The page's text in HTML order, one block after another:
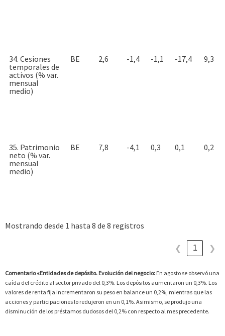
34. Cesiones
temporales de
activos (% var.
mensual
medio)
BE 2,6 -1,4 -1,1 -17,4 9,3
35. Patrimonio
neto (% var.
mensual
medio)
BE 7,8 -4,1 0,3 0,1 0,2
Mostrando desde 1 hasta 8 de 8 registros
❮ 1 ❯
Comentario «Entidades de depósito. Evolución del negocio: En agosto se observó una
caída del crédito al sector privado del 0,3%. Los depósitos aumentaron un 0,3%. Los
valores de renta fija incrementaron su peso en balance un 0,2%, mientras que las
acciones y participaciones lo redujeron en un 0,1%. Asimismo, se produjo una
disminución de los préstamos dudosos del 0,2% con respecto al mes precedente.